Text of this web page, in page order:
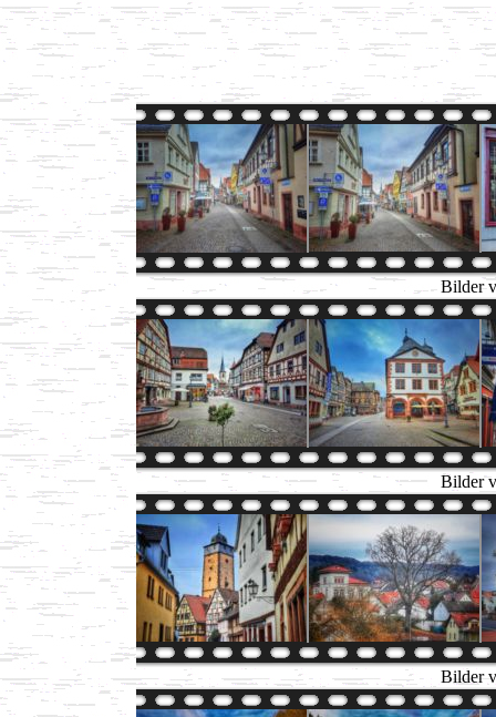
Bilder
Bilder
Bilder